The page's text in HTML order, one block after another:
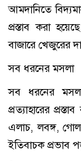
আমদানিতে
প্রস্তাব করা
বাজারে খেজুরের
সব ধরনের মসলা
সব ধরনের
প্রত্যাহারের
এলাচ, লবঙ্গ,
ইতিবাচক প্রভাব